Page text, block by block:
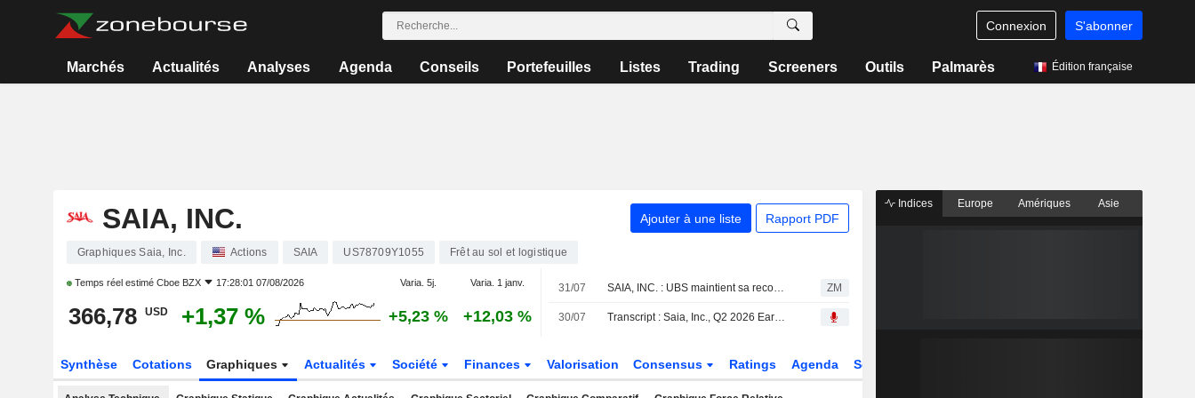
Connexion S'abonner
Marchés Actualités Analyses Agenda Conseils Portefeuilles Listes Trading Screeners Outils Palmarès Édition française
SAIA, INC. Ajouter à une liste Rapport PDF
Graphiques Saia, Inc. Actions SAIA US78709Y1055 Frêt au sol et logistique
Temps réel estimé Cboe BZX 17:28:01 07/08/2026 Varia. 5j. Varia. 1 janv.
366,78 USD +1,37 % +5,23 % +12,03 %
31/07 SAIA, INC. : UBS maintient sa recommandation à l'achat ZM
30/07 Transcript : Saia, Inc., Q2 2026 Earnings Call, Jul 30, 2026
Synthèse Cotations Graphiques Actualités Société Finances Valorisation Consensus Ratings Agenda Secteur
Indices Europe Amériques Asie